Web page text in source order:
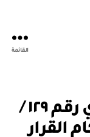
القائمة
وزارة العمل: قرار وزاري رقم ١٢٩ /
القرار